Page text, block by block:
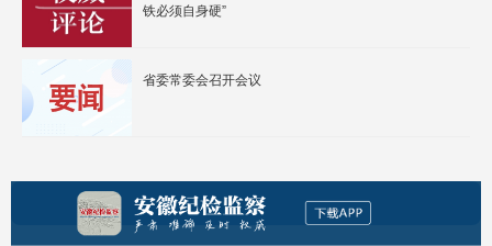
铁必须自身硬”
省委常委会召开会议